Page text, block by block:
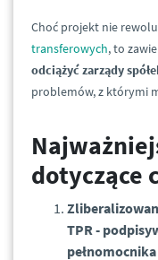
Choć projekt nie
transferowych, to
odciążyć zarządy
problemów, z którymi
dotyczące
TPR -
pełnomocnika